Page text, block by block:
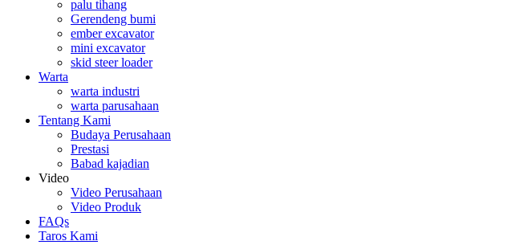
palu tihang
Gerendeng bumi
ember excavator
mini excavator
skid steer loader
Warta
warta industri
warta parusahaan
Tentang Kami
Budaya Perusahaan
Prestasi
Babad kajadian
Video
Video Perusahaan
Video Produk
FAQs
Taros Kami